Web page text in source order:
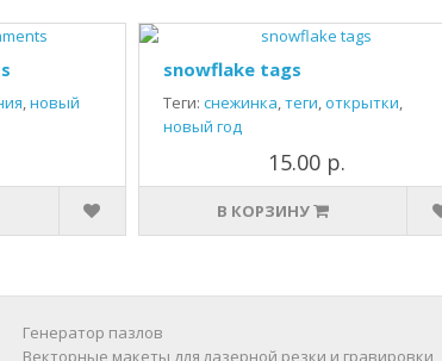
,новый
snowflake tags
Теги: снежинка,теги,открытки,
новый год
15.00 р.
В КОРЗИНУ
Генератор пазлов
Векторные макеты для лазерной резки и гравировки